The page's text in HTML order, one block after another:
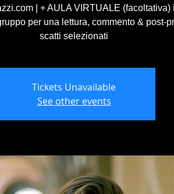
| + AULA VIRTUALE (facoltativa)
per una lettura, commento & post-
scatti selezionati
Tickets Unavailable
See other events